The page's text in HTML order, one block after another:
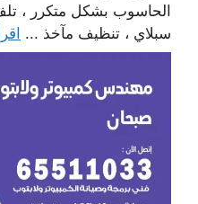
الحاسوب بشكل متكرر ، تلف
سبلاي ، تنظيف مآخذ ...